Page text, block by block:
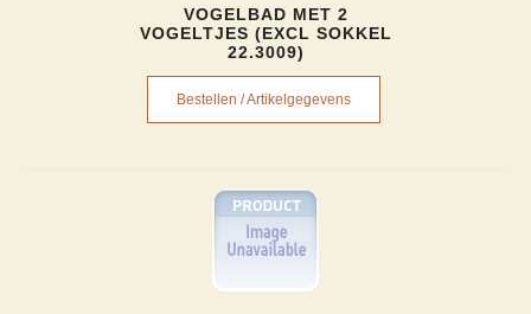
VOGELBAD MET 2
VOGELTJES (EXCL SOKKEL
22.3009)
Bestellen / Artikelgegevens